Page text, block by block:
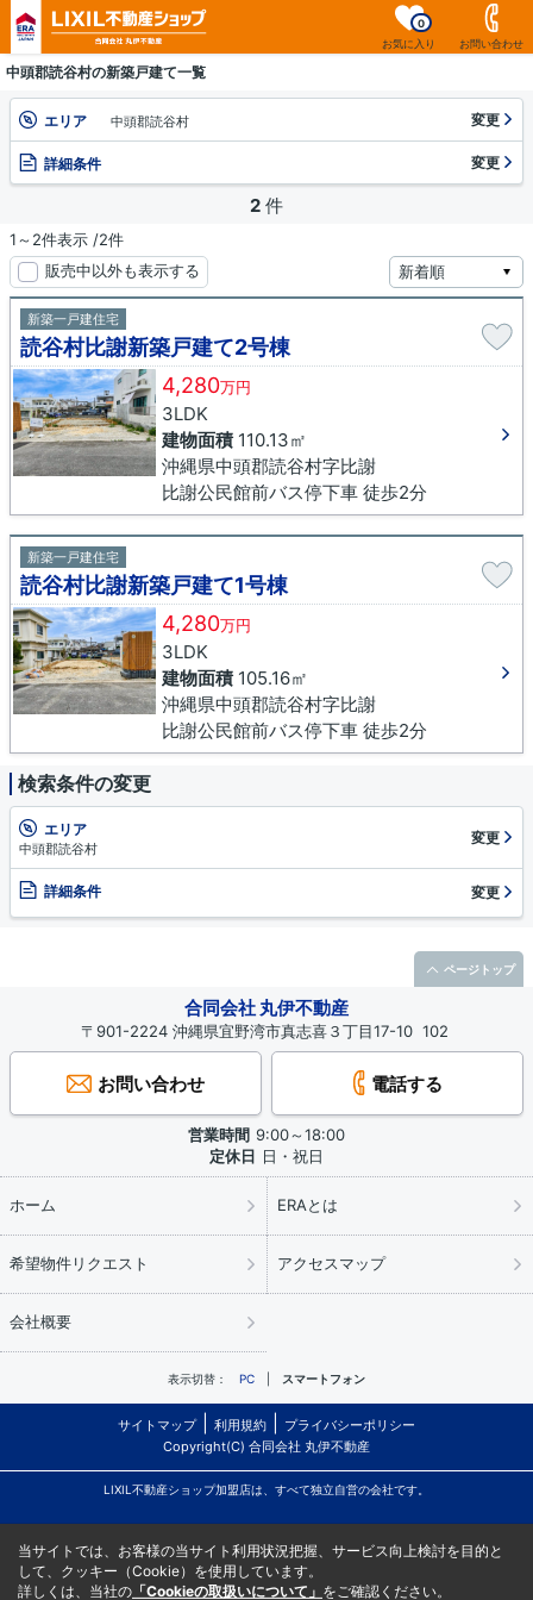
お気に入り
0
お問い合わせ
中頭郡読谷村の新築戸建て一覧
エリア 中頭郡読谷村 変更
詳細条件 変更
2 件
1～2件表示 /2件
販売中以外も表示する
新築一戸建住宅
読谷村比謝新築戸建て2号棟
4,280万円
3LDK
建物面積110.13㎡
沖縄県中頭郡読谷村字比謝
比謝公民館前バス停下車 徒歩2分
新築一戸建住宅
読谷村比謝新築戸建て1号棟
4,280万円
3LDK
建物面積105.16㎡
沖縄県中頭郡読谷村字比謝
比謝公民館前バス停下車 徒歩2分
検索条件の変更
エリア
中頭郡読谷村
変更
詳細条件 変更
合同会社 丸伊不動産
〒901-2224 沖縄県宜野湾市真志喜３丁目17-10 102
お問い合わせ 電話する
営業時間 9:00～18:00
定休日 日・祝日
ホーム ERAとは
希望物件リクエスト アクセスマップ
会社概要
表示切替： PC スマートフォン
サイトマップ 利用規約
プライバシーポリシー
Copyright(C) 合同会社 丸伊不動産
LIXIL不動産ショップ加盟店は、すべて独立自営の会社です。
ページトップ
当サイトでは、お客様の当サイト利用状況把握、サービス向上検討を目的と
して、クッキー（Cookie）を使用しています。
詳しくは、当社の 「Cookieの取扱いについて」 をご確認ください。